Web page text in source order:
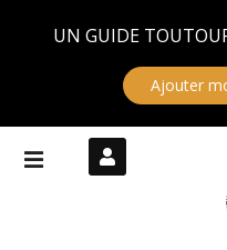
UN GUIDE
Ajouter